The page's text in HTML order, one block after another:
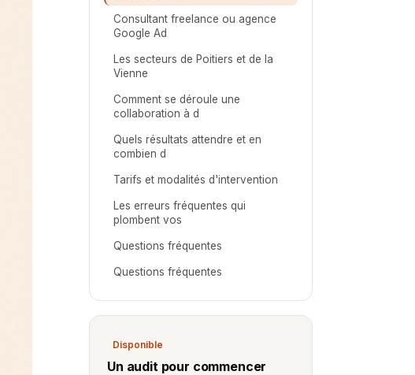
Consultant freelance ou agence
Google Ad
Les secteurs de Poitiers et de la
Vienne
Comment se déroule une
collaboration à d
Quels résultats attendre et en
combien d
Tarifs et modalités d'intervention
Les erreurs fréquentes qui
plombent vos
Questions fréquentes
Questions fréquentes
Disponible
Un audit pour commencer